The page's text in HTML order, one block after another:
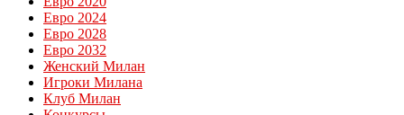
Евро 2024
Евро 2028
Евро 2032
Женский Милан
Игроки Милана
Клуб Милан